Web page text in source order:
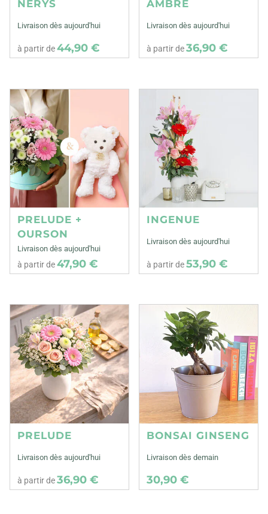
NERYS
Livraison dès aujourd'hui
à partir de44,90 €
AMBRE
Livraison dès aujourd'hui
à partir de36,90 €
PRELUDE +
OURSON
Livraison dès aujourd'hui
à partir de47,90 €
INGENUE
Livraison dès aujourd'hui
à partir de53,90 €
PRELUDE
Livraison dès aujourd'hui
à partir de36,90 €
BONSAI GINSENG
Livraison dès demain
30,90 €